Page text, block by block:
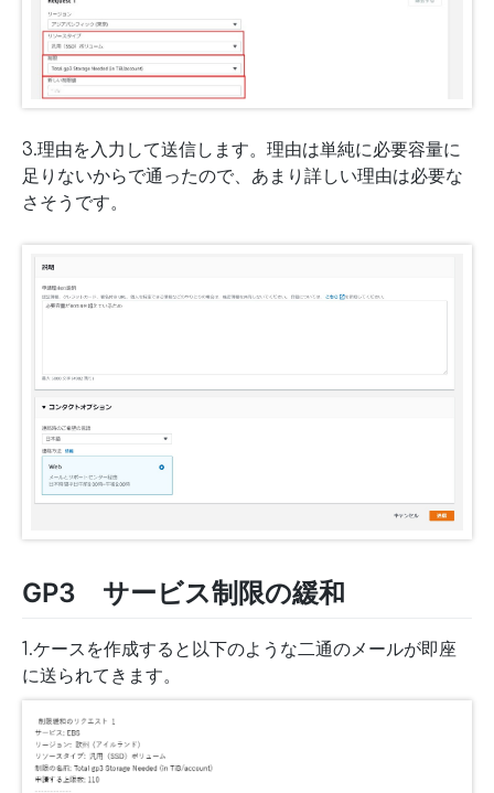
3.理由を入力して送信します。理由は単純に必要容量に
足りないからで通ったので、あまり詳しい理由は必要な
さそうです。
GP3 サービス制限の緩和
1.ケースを作成すると以下のような二通のメールが即座
に送られてきます。